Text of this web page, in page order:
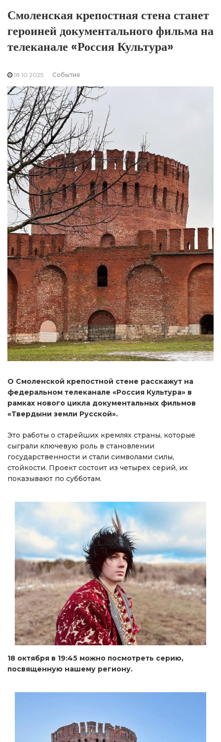
Смоленская крепостная стена станет
героиней документального фильма на
телеканале «Россия Культура»
18.10.2025 События
О Смоленской крепостной стене расскажут на
федеральном телеканале «Россия Культура» в
рамках нового цикла документальных фильмов
«Твердыни земли Русской».
Это работы о старейших кремлях страны, которые
сыграли ключевую роль в становлении
государственности и стали символами силы,
стойкости. Проект состоит из четырех серий, их
показывают по субботам.
18 октября в 19:45 можно посмотреть серию,
посвященную нашему региону.